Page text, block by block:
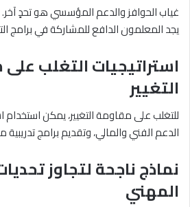
غياب الحوافز والدعم المؤسسي هو تحدٍ
يجد المعلمون الدافع للمشاركة في برامج
استراتيجيات التغلب
التغيير
للتغلب على مقاومة التغيير، يمكن استخدام
الدعم الفني والمالي، وتقديم برامج تدريبية
نماذج ناجحة لتجاوز
المهني